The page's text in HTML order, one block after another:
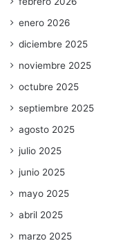
enero 2026
diciembre 2025
noviembre 2025
octubre 2025
septiembre 2025
agosto 2025
julio 2025
junio 2025
mayo 2025
abril 2025
marzo 2025